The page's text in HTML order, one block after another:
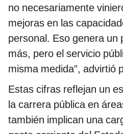
no necesariamente
mejoras en las
personal. Eso genera un
más, pero el servicio
misma medida”, advirtió
Estas cifras reflejan un
la carrera pública en
también implican una